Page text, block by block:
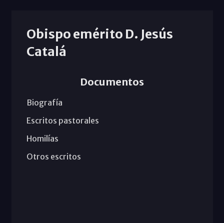
Obispo emérito D. Jesús
Catalá
Documentos
Biografía
Escritos pastorales
Homilías
Otros escritos